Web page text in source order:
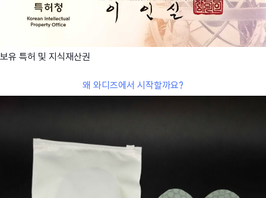
보유 특허 및 지식재산권
왜 와디즈에서 시작할까요?